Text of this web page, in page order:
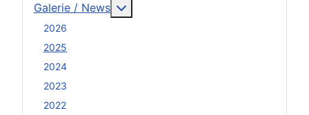
Galerie / News
2026
2025
2024
2023
2022